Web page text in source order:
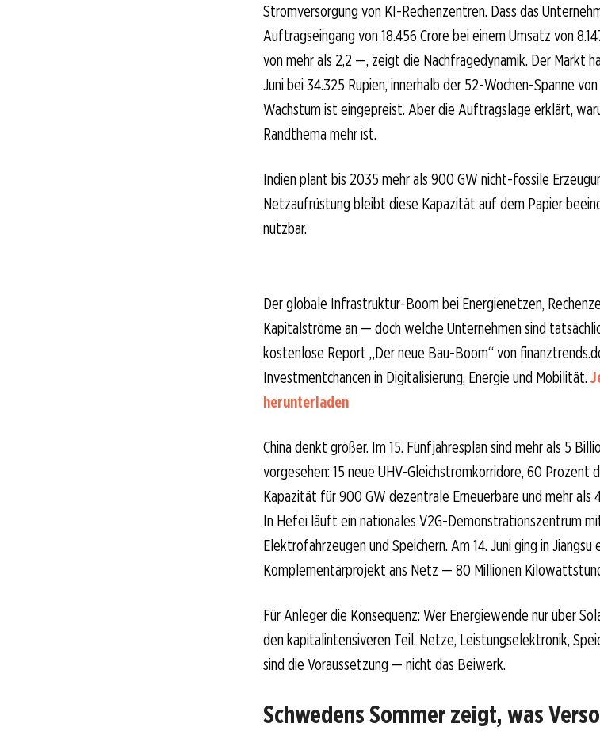
Stromversorgung von KI-Rechenzentren. Dass das
Auftragseingang von 18.456 Crore bei einem Umsatz von
von mehr als 2,2 —, zeigt die Nachfragedynamik. Der Markt
Juni bei 34.325 Rupien, innerhalb der 52-Wochen-Spanne
Wachstum ist eingepreist. Aber die Auftragslage erklärt,
Randthema mehr ist.
Indien plant bis 2035 mehr als 900 GW nicht-fossile
Netzaufrüstung bleibt diese Kapazität auf dem Papier
nutzbar.
Der globale Infrastruktur-Boom bei Energienetzen,
Kapitalströme an — doch welche Unternehmen sind
kostenlose Report „Der neue Bau-Boom“ von
Investmentchancen in Digitalisierung, Energie und Mobilität.
herunterladen
China denkt größer. Im 15. Fünfjahresplan sind mehr als 5
vorgesehen: 15 neue UHV-Gleichstromkorridore, 60
Kapazität für 900 GW dezentrale Erneuerbare und mehr als
In Hefei läuft ein nationales V2G-Demonstrationszentrum
Elektrofahrzeugen und Speichern. Am 14. Juni ging in
Komplementärprojekt ans Netz — 80 Millionen
Für Anleger die Konsequenz: Wer Energiewende nur über
den kapitalintensiveren Teil. Netze, Leistungselektronik,
sind die Voraussetzung — nicht das Beiwerk.
Schwedens Sommer zeigt, was